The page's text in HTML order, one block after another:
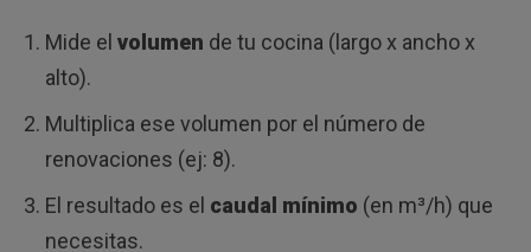
Mide el volumen de tu cocina (largo x ancho x
alto).
Multiplica ese volumen por el número de
renovaciones (ej: 8).
El resultado es el caudal mínimo (en m³/h) que
necesitas.